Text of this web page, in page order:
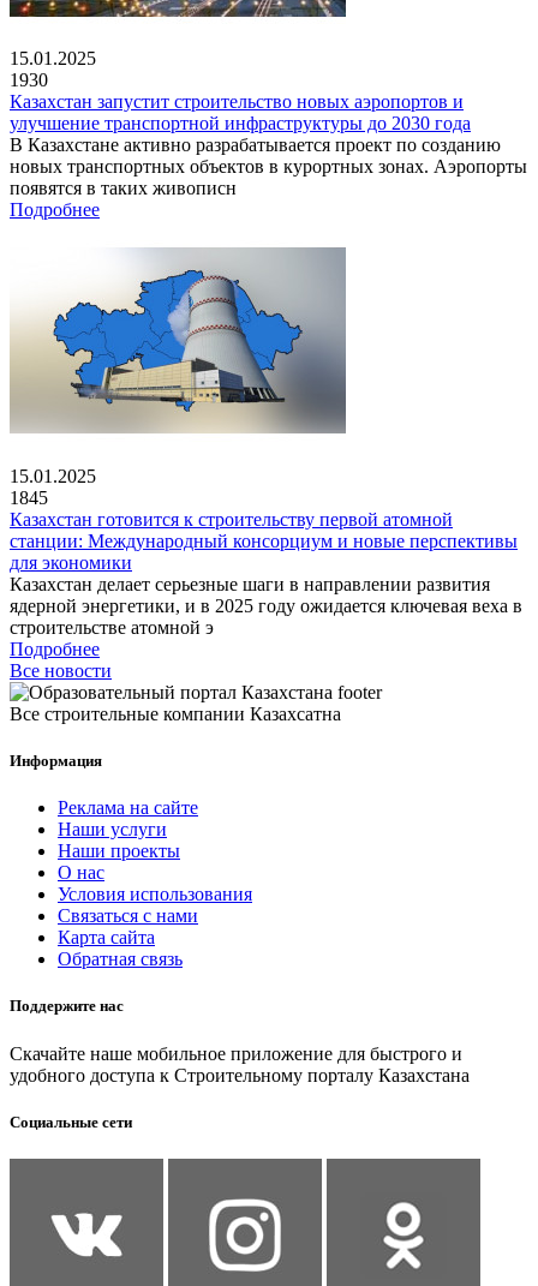
15.01.2025
1930
Казахстан запустит строительство новых аэропортов и
улучшение транспортной инфраструктуры до 2030 года
В Казахстане активно разрабатывается проект по созданию
новых транспортных объектов в курортных зонах. Аэропорты
появятся в таких живописн
Подробнее
15.01.2025
1845
Казахстан готовится к строительству первой атомной
станции: Международный консорциум и новые перспективы
для экономики
Казахстан делает серьезные шаги в направлении развития
ядерной энергетики, и в 2025 году ожидается ключевая веха в
строительстве атомной э
Подробнее
Все новости
Все строительные компании Казахсатна
Информация
Реклама на сайте
Наши услуги
Наши проекты
О нас
Условия использования
Связаться с нами
Карта сайта
Обратная связь
Поддержите нас
Скачайте наше мобильное приложение для быстрого и
удобного доступа к Строительному порталу Казахстана
Социальные сети